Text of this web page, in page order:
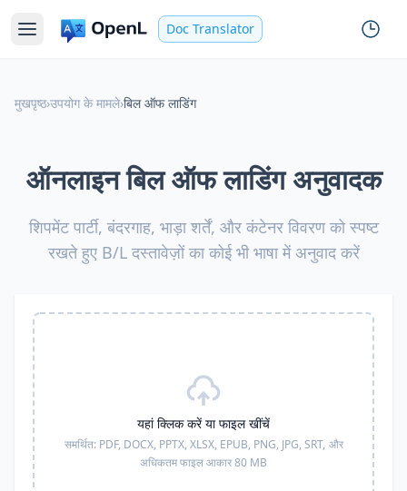
Doc Translator
मुखपृष्ठ›उपयोग के मामले›बिल ऑफ लाडिंग
ऑनलाइन बिल ऑफ लाडिंग अनुवादक
शिपमेंट पार्टी, बंदरगाह, भाड़ा शर्तें, और कंटेनर विवरण को स्पष्ट
रखते हुए B/L दस्तावेज़ों का कोई भी भाषा में अनुवाद करें
यहां क्लिक करें या फाइल खींचें
समर्थित: PDF, DOCX, PPTX, XLSX, EPUB, PNG, JPG, SRT, और
अधिकतम फाइल आकार 80 MB